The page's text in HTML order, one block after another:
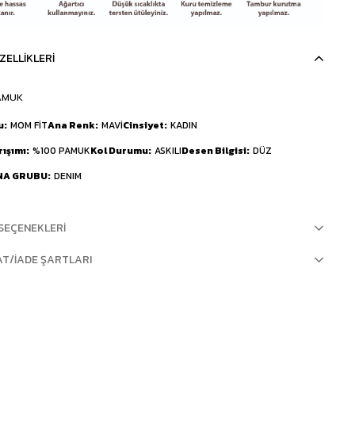
MOM FİTAna Renk MAVİCinsiyet KADIN
%100 PAMUKKol Durumu ASKILIDesen Bilgisi DÜZ
GRUBU DENIM
İADE ŞARTLARI